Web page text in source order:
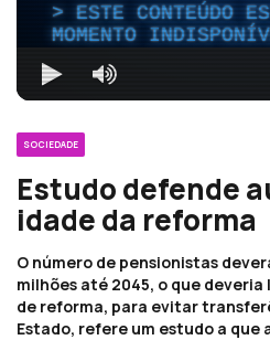
ESTE CONTEÚDO
MOMENTO
SOCIEDADE
Estudo defende
idade da reforma
O número de pensionistas
milhões até 2045, o que
de reforma, para evitar
Estado, refere um estudo a que